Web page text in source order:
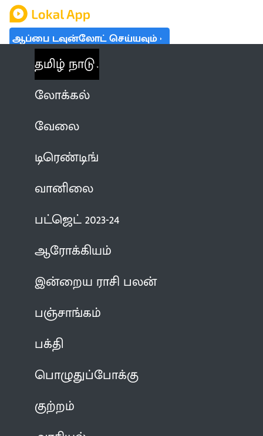
ஆப்பை டவுன்லோட் செய்யவும்
தமிழ் நாடு
லோக்கல்
வேலை
டிரெண்டிங்
வானிலை
பட்ஜெட் 2023-24
ஆரோக்கியம்
இன்றைய ராசி பலன்
பஞ்சாங்கம்
பக்தி
பொழுதுப்போக்கு
குற்றம்